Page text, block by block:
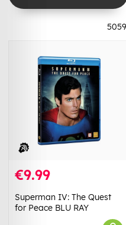
5059
€9.99
Superman IV: The Quest
for Peace BLU RAY